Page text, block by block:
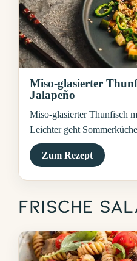
Miso-glasierter
Jalapeño
Miso-glasierter Thunfisch
Leichter geht
Zum Rezept
Frische